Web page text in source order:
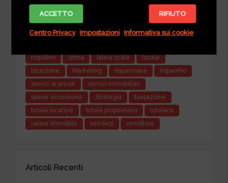
casepontine
case pontine
cedolare secca
compravendita
conduttore
consulente immobiliare
contratto
diritti e doveri
inquilino
latina latina scalo
locale
locazione
Marketing risparmiare
risparmio
servizi ai privati
servizi immobiliari
spese accessorie
Strategia
tassazione
tutela locatore
tutela proprietario
tutelarsi
valore immobile
vendesi venditore
Articoli Recenti
ACCETTO RIFIUTO
Centro Privacy Impostazioni Informativa sui cookie